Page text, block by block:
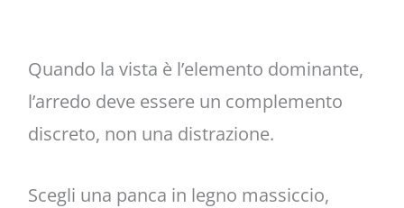
Quando la vista è l’elemento dominante,
l’arredo deve essere un complemento
discreto, non una distrazione.
Scegli una panca in legno massiccio,